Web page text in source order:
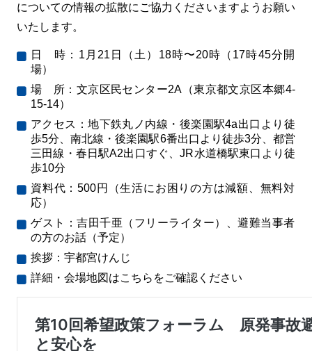
についての情報の拡散にご協力くださいますようお願い
いたします。
日 時：1月21日（土）18時〜20時（17時45分開
場）
場 所：文京区民センター2A（東京都文京区本郷4-
15-14）
アクセス：地下鉄丸ノ内線・後楽園駅4a出口より徒
歩5分、南北線・後楽園駅6番出口より徒歩3分、都営
三田線・春日駅A2出口すぐ、JR水道橋駅東口より徒
歩10分
資料代：500円（生活にお困りの方は減額、無料対
応）
ゲスト：吉田千亜（フリーライター）、避難当事者
の方のお話（予定）
挨拶：宇都宮けんじ
詳細・会場地図はこちらをご確認ください